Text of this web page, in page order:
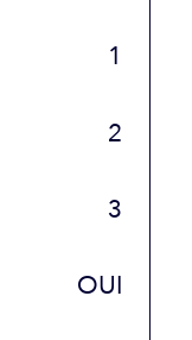
1
2
3
OUI